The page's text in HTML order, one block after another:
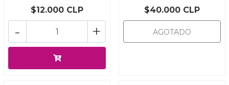
$12.000 CLP
+
-
$40.000 CLP
AGOTADO